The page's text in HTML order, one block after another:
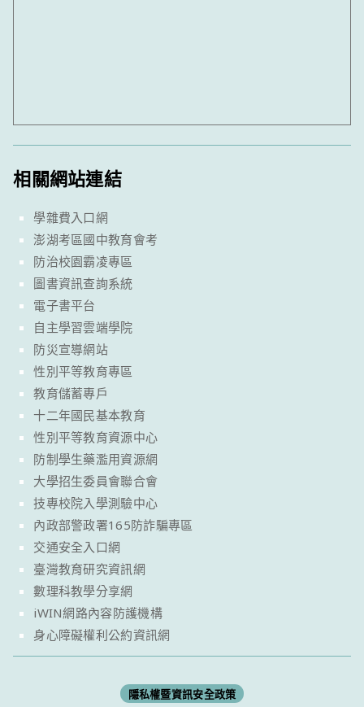
相關網站連結
學雜費入口網
澎湖考區國中教育會考
防治校園霸凌專區
圖書資訊查詢系統
電子書平台
自主學習雲端學院
防災宣導網站
性別平等教育專區
教育儲蓄專戶
十二年國民基本教育
性別平等教育資源中心
防制學生藥濫用資源網
大學招生委員會聯合會
技專校院入學測驗中心
內政部警政署165防詐騙專區
交通安全入口網
臺灣教育研究資訊網
數理科教學分享網
iWIN網路內容防護機構
身心障礙權利公約資訊網
隱私權暨資訊安全政策